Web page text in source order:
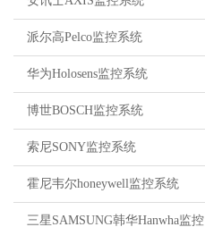
派尔高Pelco监控系统
华为Holosens监控系统
博世BOSCH监控系统
索尼SONY监控系统
霍尼韦尔honeywell监控系统
三星SAMSUNG韩华Hanwha监控